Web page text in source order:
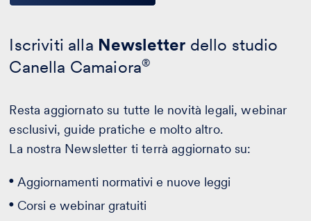
Iscriviti alla Newsletter dello studio
Canella Camaiora®
Resta aggiornato su tutte le novità legali, webinar
esclusivi, guide pratiche e molto altro.
La nostra Newsletter ti terrà aggiornato su:
Aggiornamenti normativi e nuove leggi
Corsi e webinar gratuiti